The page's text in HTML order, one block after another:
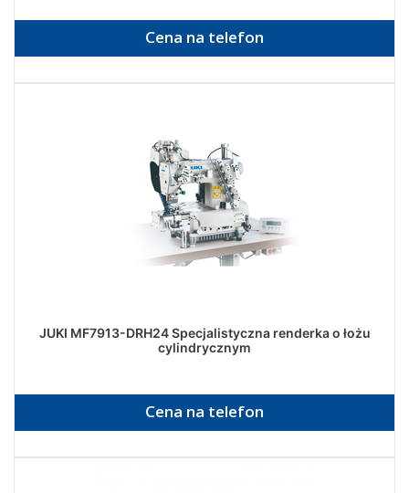
Cena na telefon
JUKI MF7913-DRH24 Specjalistyczna renderka o łożu
cylindrycznym
Cena na telefon